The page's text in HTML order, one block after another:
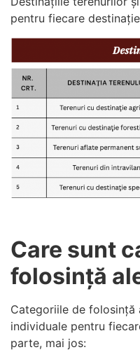
pentru fiecare
Care sunt
folosință
Categoriile de folosință
individuale pentru
parte, mai jos: